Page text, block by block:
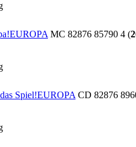
EUROPA MC 82876 85790 4 (
Spiel!EUROPA CD 82876